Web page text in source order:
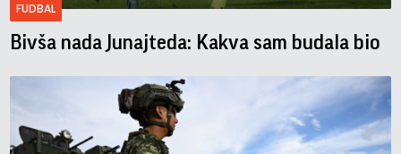
FUDBAL
Bivša nada Junajteda: Kakva sam budala bio